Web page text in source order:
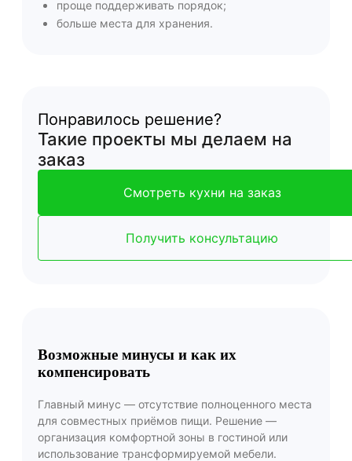
проще поддерживать порядок;
больше места для хранения.
Понравилось решение?
Такие проекты мы делаем на
заказ
Смотреть кухни на заказ
Получить консультацию
Возможные минусы и как их
компенсировать
Главный минус — отсутствие полноценного места
для совместных приёмов пищи. Решение —
организация комфортной зоны в гостиной или
использование трансформируемой мебели.